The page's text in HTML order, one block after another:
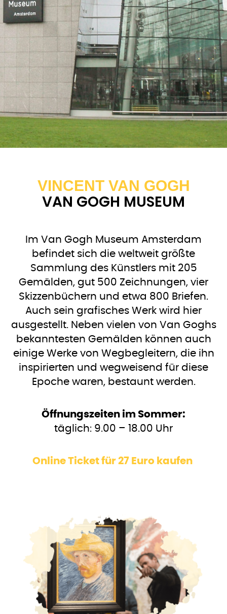
VINCENT VAN GOGH
VAN GOGH MUSEUM
Im Van Gogh Museum Amsterdam
befindet sich die weltweit größte
Sammlung des Künstlers mit 205
Gemälden, gut 500 Zeichnungen, vier
Skizzenbüchern und etwa 800 Briefen.
Auch sein grafisches Werk wird hier
ausgestellt. Neben vielen von Van Goghs
bekanntesten Gemälden können auch
einige Werke von Wegbegleitern, die ihn
inspirierten und wegweisend für diese
Epoche waren, bestaunt werden.
Öffnungszeiten im Sommer:
täglich: 9.00 – 18.00 Uhr
Online Ticket für 27 Euro kaufen